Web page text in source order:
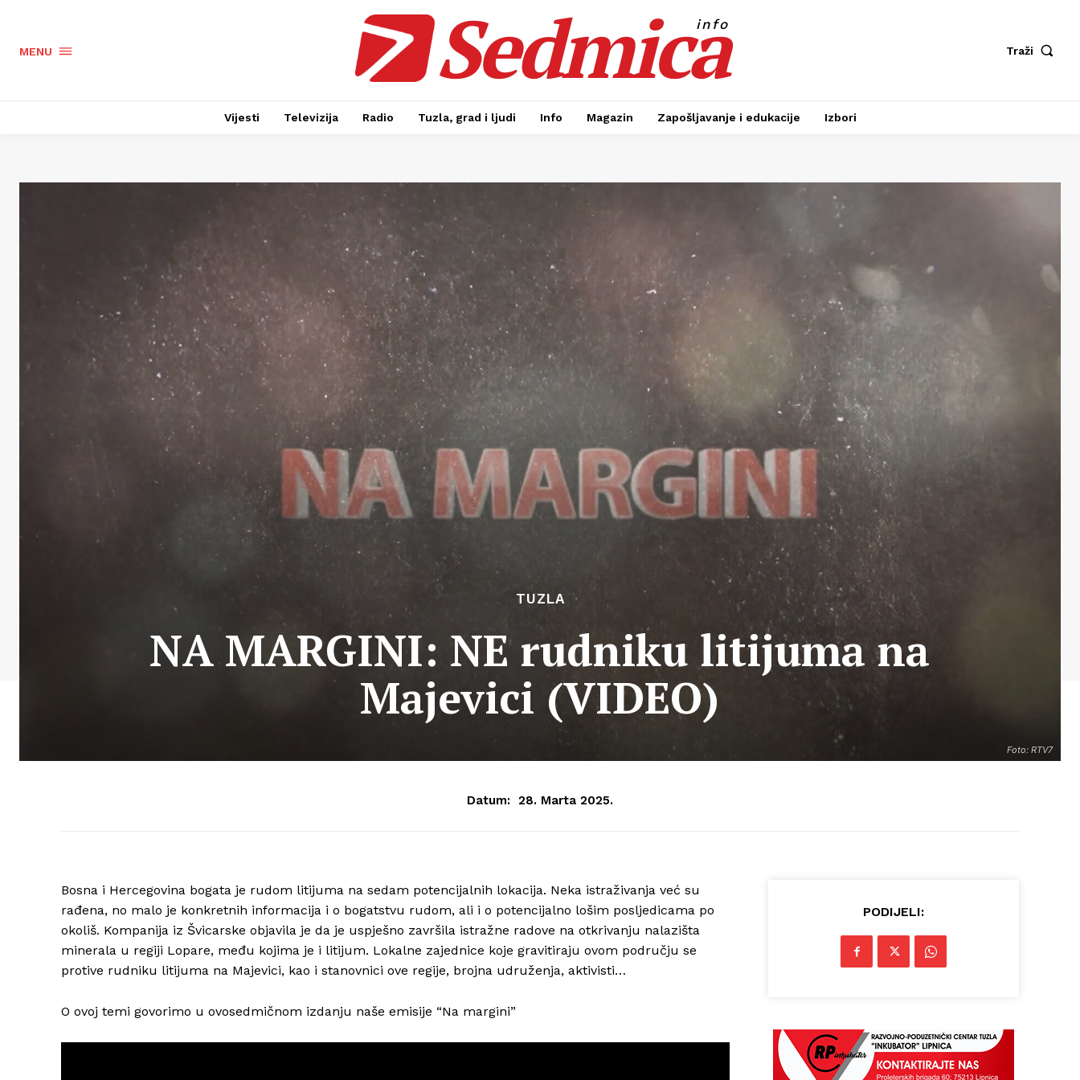
MENU Sedmica
info
Traži
Vijesti Televizija Radio Tuzla, grad i ljudi Info Magazin Zapošljavanje i edukacije Izbori
Foto: RTV7
TUZLA
NA MARGINI: NE rudniku litijuma na
Majevici (VIDEO)
Datum: 28. Marta 2025.
Bosna i Hercegovina bogata je rudom litijuma na sedam potencijalnih lokacija. Neka istraživanja već su
rađena, no malo je konkretnih informacija i o bogatstvu rudom, ali i o potencijalno lošim posljedicama po
okoliš. Kompanija iz Švicarske objavila je da je uspješno završila istražne radove na otkrivanju nalazišta
minerala u regiji Lopare, među kojima je i litijum. Lokalne zajednice koje gravitiraju ovom području se
protive rudniku litijuma na Majevici, kao i stanovnici ove regije, brojna udruženja, aktivisti…
O ovoj temi govorimo u ovosedmičnom izdanju naše emisije “Na margini”
PODIJELI: